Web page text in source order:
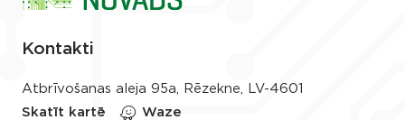
Kontakti
Atbrīvošanas aleja 95a, Rēzekne, LV-4601
Skatīt kartē
Waze